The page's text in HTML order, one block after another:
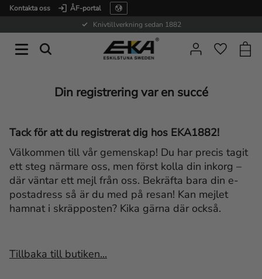
Kontakta oss
ÅF-portal
Knivtillverkning sedan 1882
Din registrering var en succé
Tack för att du registrerat dig hos EKA1882!
Välkommen till vår gemenskap! Du har precis tagit
ett steg närmare oss, men först kolla din inkorg –
där väntar ett mejl från oss. Bekräfta bara din e-
postadress så är du med på resan! Kan mejlet
hamnat i skräpposten? Kika gärna där också.
Tillbaka till butiken...